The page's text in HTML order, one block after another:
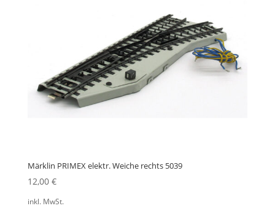
Märklin PRIMEX elektr. Weiche rechts 5039
12,00 €
inkl. MwSt.